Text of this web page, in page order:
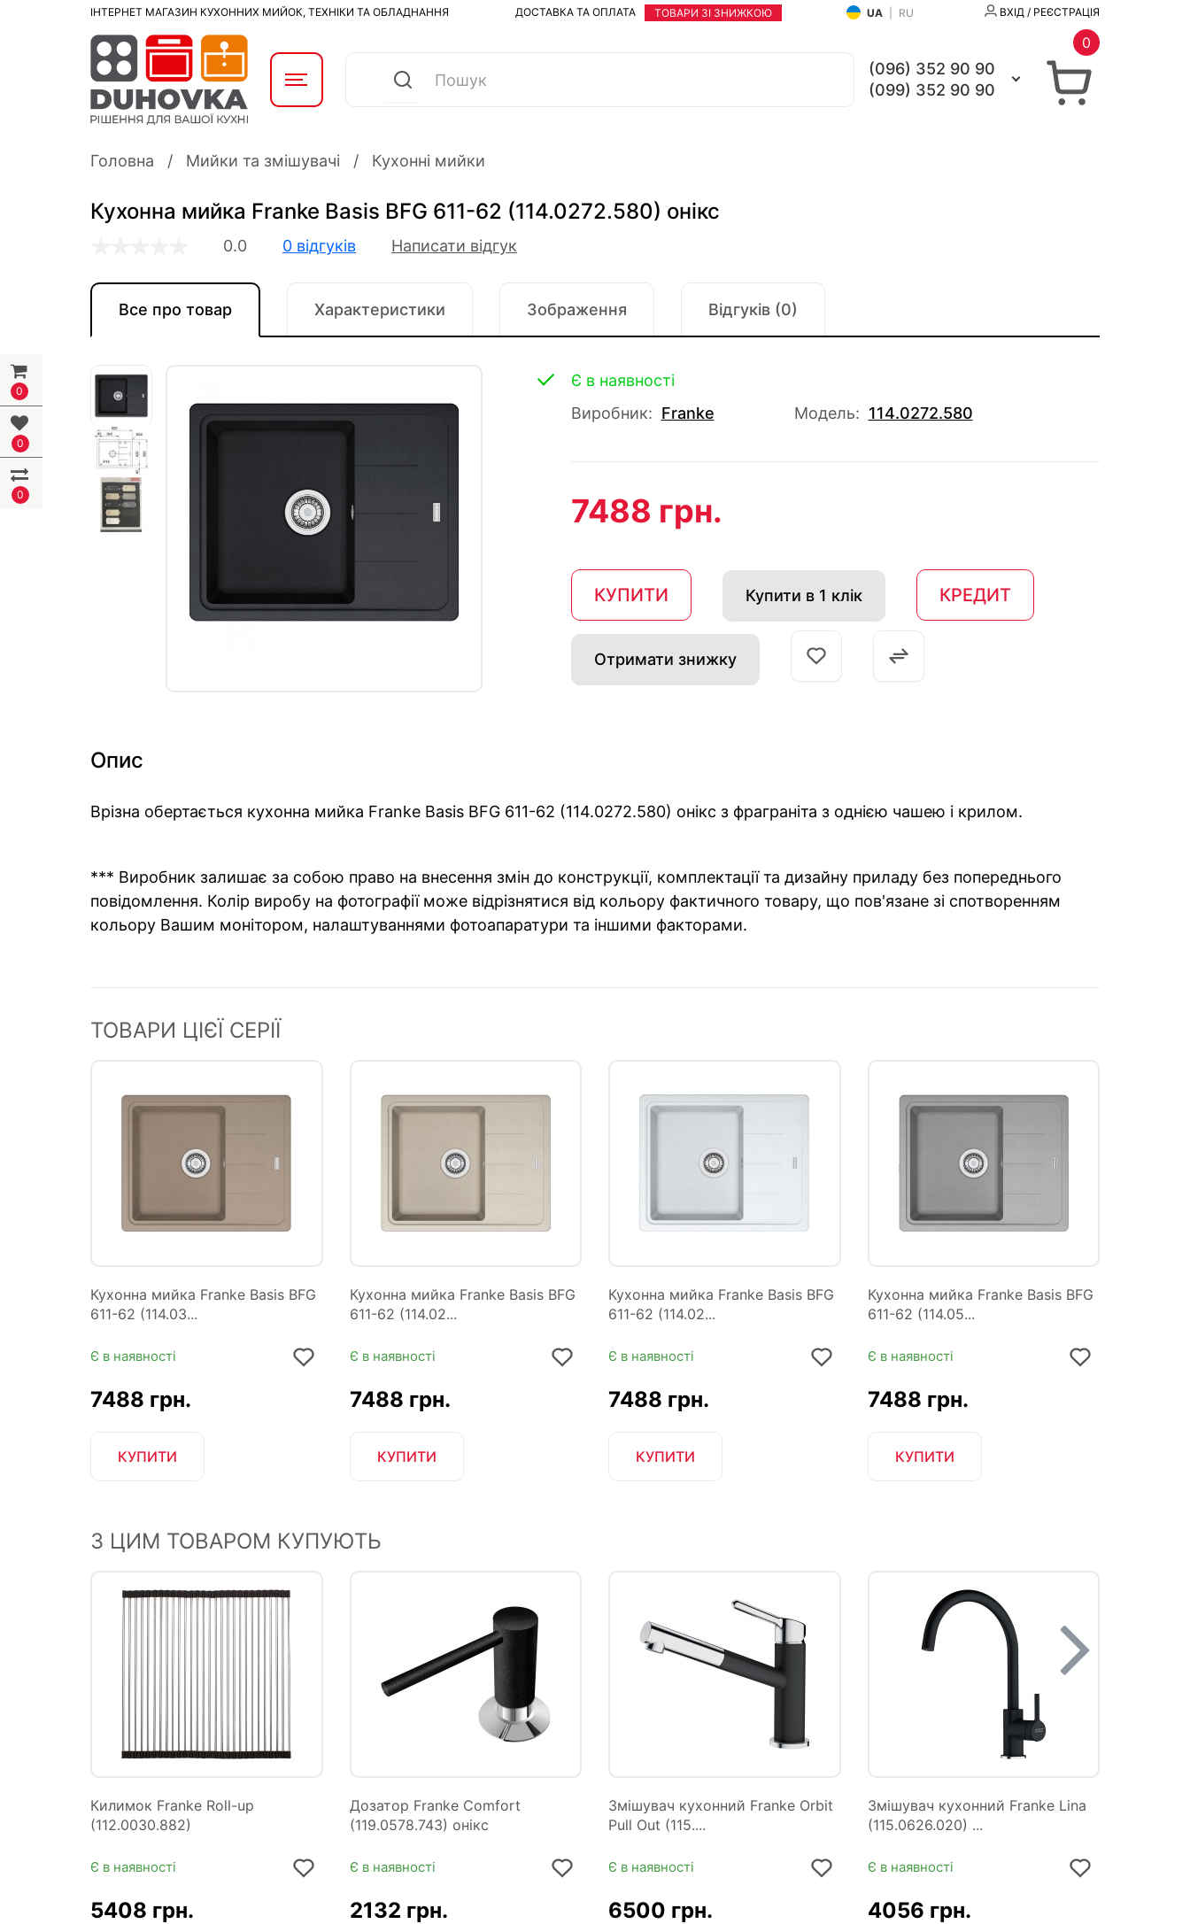
0
0
0
ІНТЕРНЕТ МАГАЗИН КУХОННИХ МИЙОК, ТЕХНІКИ ТА ОБЛАДНАННЯ ДОСТАВКА ТА ОПЛАТА ТОВАРИ ЗІ ЗНИЖКОЮ UA RU ВХІД / РЕЄСТРАЦІЯ
(096) 352 90 90
(099) 352 90 90
0
Головна Мийки та змішувачі Кухонні мийки
Кухонна мийка Franke Basis BFG 611-62 (114.0272.580) онікс
0.0 0 відгуків Написати відгук
Все про товар Характеристики Зображення Відгуків (0)
Є в наявності
Виробник: Franke Модель: 114.0272.580
7488 грн.
КУПИТИ Купити в 1 клік КРЕДИТ
Отримати знижку
Опис
Врізна обертається кухонна мийка Franke Basis BFG 611-62 (114.0272.580) онікс з фраграніта з однією чашею і крилом.
*** Виробник залишає за собою право на внесення змін до конструкції, комплектації та дизайну приладу без попереднього
повідомлення. Колір виробу на фотографії може відрізнятися від кольору фактичного товару, що пов'язане зі спотворенням
кольору Вашим монітором, налаштуваннями фотоапаратури та іншими факторами.
ТОВАРИ ЦІЄЇ СЕРІЇ
Кухонна мийка Franke Basis BFG
611-62 (114.03...
Є в наявності
7488 грн.
КУПИТИ
Кухонна мийка Franke Basis BFG
611-62 (114.02...
Є в наявності
7488 грн.
КУПИТИ
Кухонна мийка Franke Basis BFG
611-62 (114.02...
Є в наявності
7488 грн.
КУПИТИ
Кухонна мийка Franke Basis BFG
611-62 (114.05...
Є в наявності
7488 грн.
КУПИТИ
З ЦИМ ТОВАРОМ КУПУЮТЬ
Килимок Franke Roll-up
(112.0030.882)
Є в наявності
5408 грн.
Дозатор Franke Comfort
(119.0578.743) онікс
Є в наявності
2132 грн.
Змішувач кухонний Franke Orbit
Pull Out (115....
Є в наявності
6500 грн.
Змішувач кухонний Franke Lina
(115.0626.020) ...
Є в наявності
4056 грн.